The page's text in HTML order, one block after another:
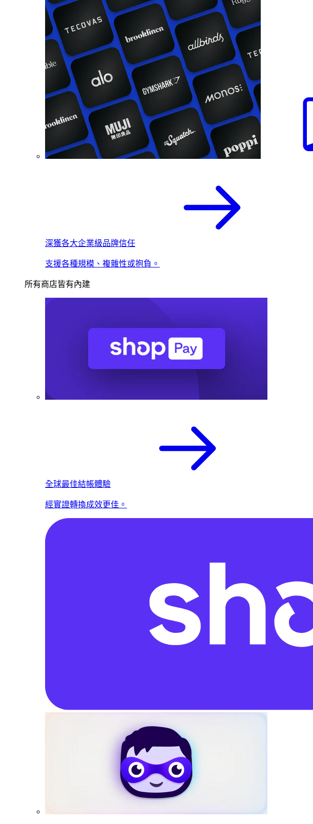
深獲各大企業級品牌信任
支援各種規模、複雜性或抱負。
所有商店皆有內建
全球最佳結帳體驗
經實證轉換成效更佳。